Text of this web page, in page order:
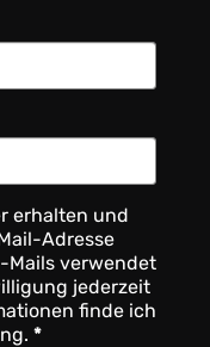
erhalten und
Adresse
Mails verwendet
jederzeit
finde ich